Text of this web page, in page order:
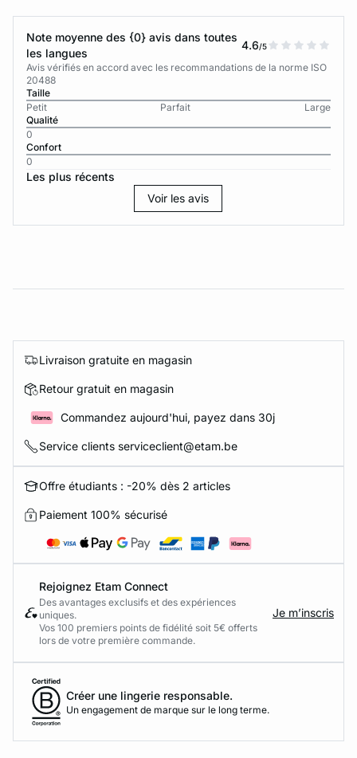
Note moyenne des {0} avis dans toutes
les langues
4.6/5
Avis vérifiés en accord avec les recommandations de la norme ISO
20488
Taille
Petit
Parfait
Large
Qualité
0
Confort
0
Les plus récents
Voir les avis
Livraison gratuite en magasin
Retour gratuit en magasin
Commandez aujourd'hui, payez dans 30j
Service clients serviceclient@etam.be
Offre étudiants : -20% dès 2 articles
Paiement 100% sécurisé
Rejoignez Etam Connect
Des avantages exclusifs et des expériences
uniques.
Vos 100 premiers points de fidélité soit 5€ offerts
lors de votre première commande.​
Je m’inscris
Créer une lingerie responsable.
Un engagement de marque sur le long terme.